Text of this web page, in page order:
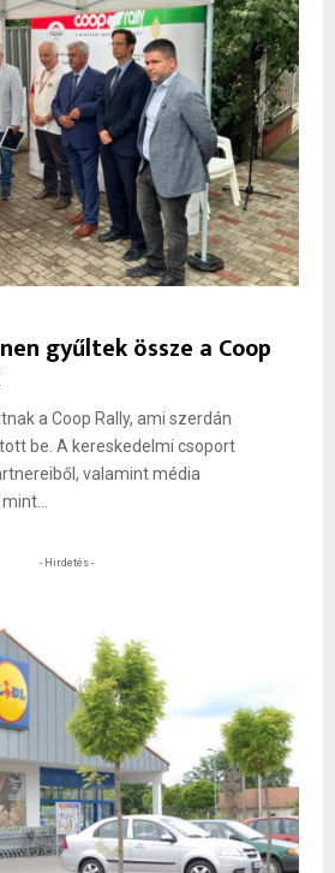
gyűltek össze a Coop
a Coop Rally, ami szerdán
be. A kereskedelmi csoport
valamint média
- Hirdetés -